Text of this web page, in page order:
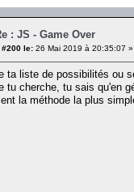
: JS - Game Over
#200 le: 26 Mai 2019 à 20:35:07 »
ta liste de possibilités ou
tu cherche, tu sais qu'en
la méthode la plus